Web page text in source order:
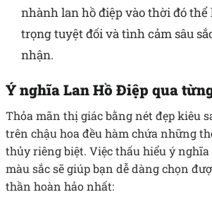
nhành lan hồ điệp vào thời đó
trọng tuyệt đối và tình cảm sâu
nhận.
Ý nghĩa Lan Hồ Điệp qua
Thỏa mãn thị giác bằng nét đẹp kiêu
trên chậu hoa đều hàm chứa những
thủy riêng biệt. Việc thấu hiểu ý
màu sắc sẽ giúp bạn dễ dàng chọn
thần hoàn hảo nhất: